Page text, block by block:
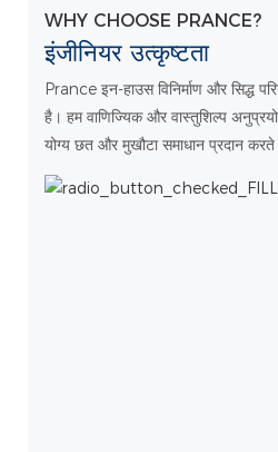
WHY CHOOSE PRANCE?
इंजीनियर उत्कृष्टता
Prance इन-हाउस विनिर्माण और सिद्ध
है। हम वाणिज्यिक और वास्तुशिल्प
योग्य छत और मुखौटा समाधान प्रदान करते